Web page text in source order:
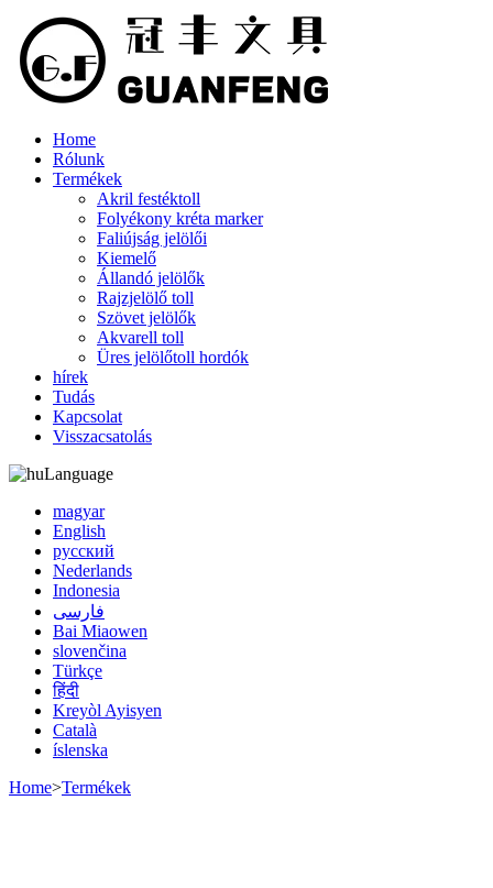
Home
Rólunk
Termékek
Akril festéktoll
Folyékony kréta marker
Faliújság jelölői
Kiemelő
Állandó jelölők
Rajzjelölő toll
Szövet jelölők
Akvarell toll
Üres jelölőtoll hordók
hírek
Tudás
Kapcsolat
Visszacsatolás
Language
magyar
English
русский
Nederlands
Indonesia
فارسی
Bai Miaowen
slovenčina
Türkçe
हिंदी
Kreyòl Ayisyen
Català
íslenska
Home>Termékek